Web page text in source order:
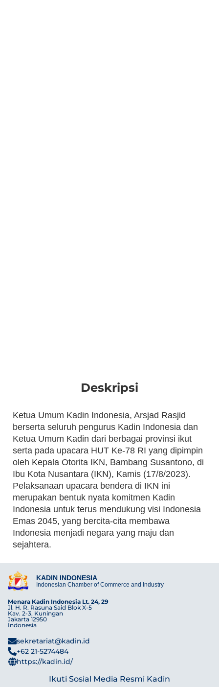
Deskripsi
Ketua Umum Kadin Indonesia, Arsjad Rasjid
berserta seluruh pengurus Kadin Indonesia dan
Ketua Umum Kadin dari berbagai provinsi ikut
serta pada upacara HUT Ke-78 RI yang dipimpin
oleh Kepala Otorita IKN, Bambang Susantono, di
Ibu Kota Nusantara (IKN), Kamis (17/8/2023).
Pelaksanaan upacara bendera di IKN ini
merupakan bentuk nyata komitmen Kadin
Indonesia untuk terus mendukung visi Indonesia
Emas 2045, yang bercita-cita membawa
Indonesia menjadi negara yang maju dan
sejahtera.
KADIN INDONESIA
Indonesian Chamber of Commerce and Industry
Menara Kadin Indonesia Lt. 24, 29
Jl. H. R. Rasuna Said Blok X-5
Kav. 2-3, Kuningan
Jakarta 12950
Indonesia
sekretariat@kadin.id
+62 21-5274484
https://kadin.id/
Ikuti Sosial Media Resmi Kadin